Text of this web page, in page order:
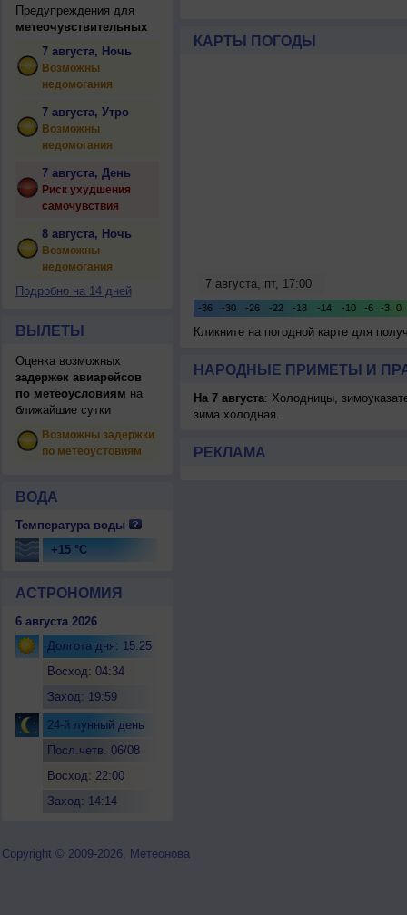
Предупреждения для
метеочувствительных
7 августа, Ночь
Возможны
недомогания
7 августа, Утро
Возможны
недомогания
7 августа, День
Риск ухудшения
самочувствия
8 августа, Ночь
Возможны
недомогания
Подробно на 14 дней
ВЫЛЕТЫ
Оценка возможных
задержек авиарейсов
по метеоусловиям на
ближайшие сутки
Возможны задержки
по метеоустовиям
ВОДА
Температура воды
+15 °C
АСТРОНОМИЯ
6 августа 2026
Долгота дня: 15:25
Восход: 04:34
Заход: 19:59
24-й лунный день
Посл.четв. 06/08
Восход: 22:00
Заход: 14:14
КАРТЫ ПОГОДЫ
Кликните на погодной карте для
НАРОДНЫЕ ПРИМЕТЫ И
На 7 августа: Холодницы,
зима холодная.
РЕКЛАМА
Copyright © 2009-2026, Метеонова